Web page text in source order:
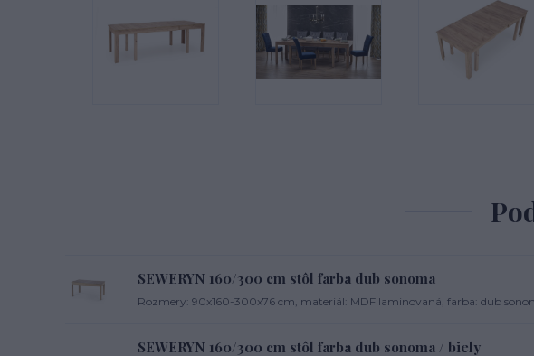
SEWERYN 160/300 cm stôl farba dub sonoma
Rozmery: 90x160-300x76 cm, materiál: MDF laminovaná, farba: dub
SEWERYN 160/300 cm stôl farba dub sonoma / biely